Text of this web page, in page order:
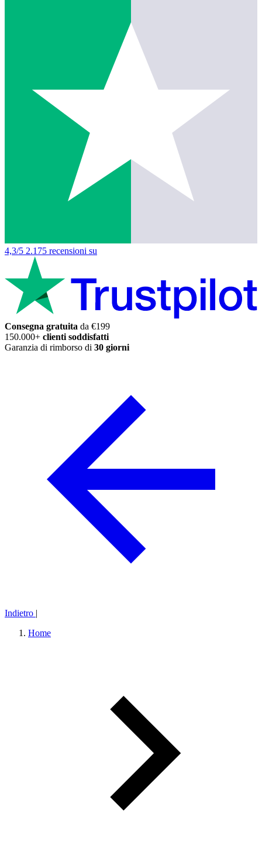
4,3/5 2.175 recensioni su
Consegna gratuita da €199
150.000+ clienti soddisfatti
Garanzia di rimborso di 30 giorni
Indietro |
Home